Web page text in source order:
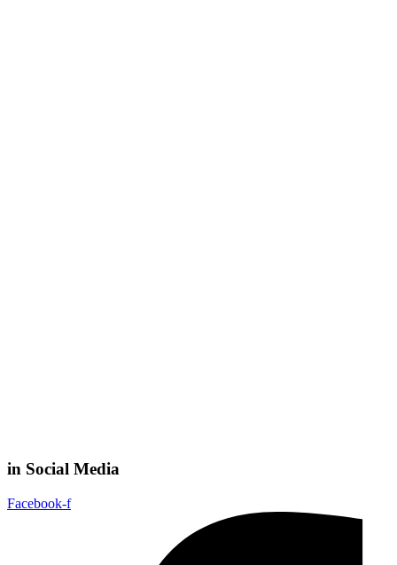
in Social Media
Facebook-f